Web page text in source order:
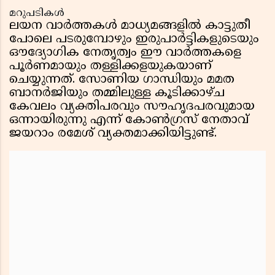
മറുപടികൾ
ലയന വാർത്തകൾ മാധ്യമങ്ങളിൽ കാട്ടുതീ
പോലെ പടരുമ്പോഴും ഇരുപാർട്ടികളുടെയും
ഔദ്യോഗിക നേതൃത്വം ഈ വാർത്തകളെ
പൂർണമായും തള്ളിക്കളയുകയാണ്
ചെയ്യുന്നത്. സോണിയ ഗാന്ധിയും മമത
ബാനർജിയും തമ്മിലുള്ള കൂടിക്കാഴ്ച
കേവലം വ്യക്തിപരവും സൗഹൃദപരവുമായ
ഒന്നായിരുന്നു എന്ന് കോൺഗ്രസ് നേതാവ്
ജയറാം രമേശ് വ്യക്തമാക്കിയിട്ടുണ്ട്.